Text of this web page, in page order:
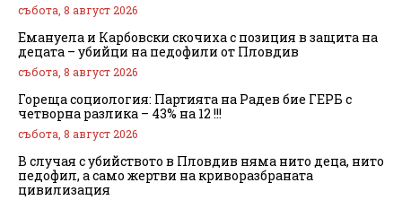
събота, 8 август 2026
Емануела и Карбовски скочиха с позиция в защита на
децата – убийци на педофили от Пловдив
събота, 8 август 2026
Гореща социология: Партията на Радев бие ГЕРБ с
четворна разлика – 43% на 12 !!!
събота, 8 август 2026
В случая с убийството в Пловдив няма нито деца, нито
педофил, а само жертви на криворазбраната
цивилизация